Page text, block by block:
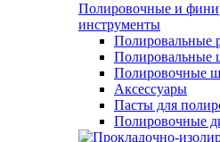
Полировочные и
инструменты
Полировальные
Полировальные
Полировочные
Аксессуары
Пасты для
Полировочные